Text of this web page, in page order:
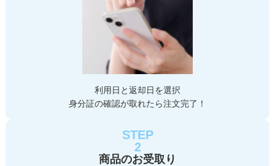
利用日と返却日を選択
身分証の確認が取れたら注文完了！
STEP
2
商品のお受取り